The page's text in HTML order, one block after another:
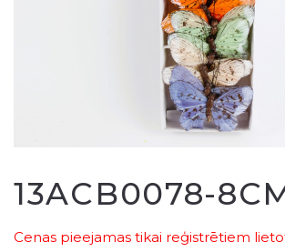
13ACB0078-
Cenas pieejamas tikai reģistrētiem